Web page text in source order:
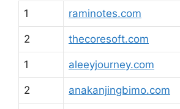
1 raminotes.com
2 thecoresoft.com
1 aleeyjourney.com
2 anakanjingbimo.com